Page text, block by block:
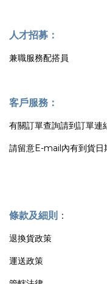
人才招募：
兼職服務配搭員
客戶服務：
有關訂單查詢請到訂單連
請留意E-mail內有到貨日
條款及細則 ：
退換貨政策
運送政策